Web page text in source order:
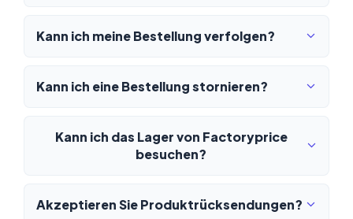
Kann ich meine Bestellung verfolgen?
Kann ich eine Bestellung stornieren?
Kann ich das Lager von Factoryprice
besuchen?
Akzeptieren Sie Produktrücksendungen?